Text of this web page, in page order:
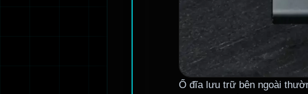
Ổ đĩa lưu trữ bên ngoài